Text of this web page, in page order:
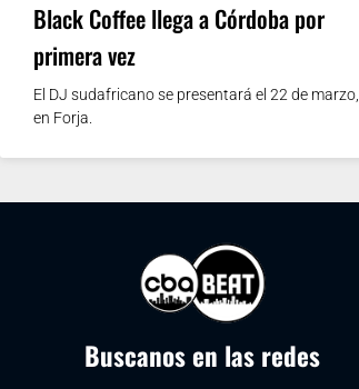
Black Coffee llega a Córdoba por
primera vez
El DJ sudafricano se presentará el 22 de marzo,
en Forja.
Buscanos en las redes